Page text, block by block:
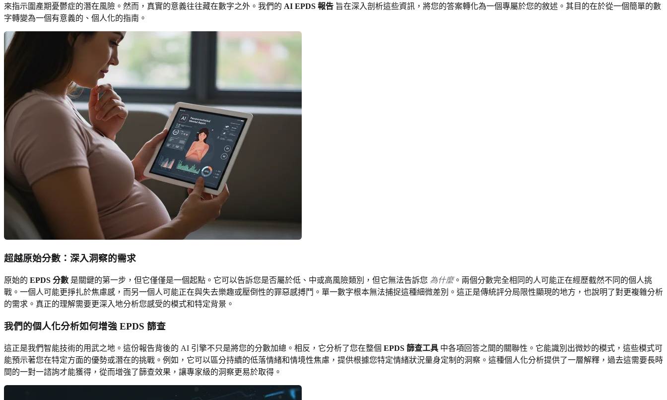
來指示圍產期憂鬱症的潛在風險。然而，真實的意義往往藏在數字之外。我們的 AI EPDS 報告 旨在深入剖析這些資訊，將您的答案轉化為一個專屬於您的敘述。其目的在於從一個簡單的數
字轉變為一個有意義的、個人化的指南。
超越原始分數：深入洞察的需求
原始的 EPDS 分數 是關鍵的第一步，但它僅僅是一個起點。它可以告訴您是否屬於低、中或高風險類別，但它無法告訴您 為什麼。兩個分數完全相同的人可能正在經歷截然不同的個人挑
戰。一個人可能更掙扎於焦慮感，而另一個人可能正在與失去樂趣或壓倒性的罪惡感搏鬥。單一數字根本無法捕捉這種細微差別。這正是傳統評分局限性顯現的地方，也說明了對更複雜分析
的需求。真正的理解需要更深入地分析您感受的模式和特定背景。
我們的個人化分析如何增強 EPDS 篩查
這正是我們智能技術的用武之地。這份報告背後的 AI 引擎不只是將您的分數加總。相反，它分析了您在整個 EPDS 篩查工具 中各項回答之間的關聯性。它能識別出微妙的模式，這些模式可
能預示著您在特定方面的優勢或潛在的挑戰。例如，它可以區分持續的低落情緒和情境性焦慮，提供根據您特定情緒狀況量身定制的洞察。這種個人化分析提供了一層解釋，過去這需要長時
間的一對一諮詢才能獲得，從而增強了篩查效果，讓專家級的洞察更易於取得。